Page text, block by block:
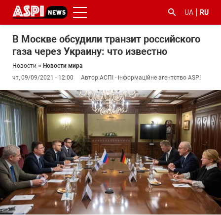
UA RU
В Москве обсудили транзит российского
газа через Украину: что известно
Новости » Новости мира
чт, 09/09/2021 - 12:00
Автор:АСПІ - інформаційне агентство ASPI
#ООС
#боротьба
з
корупцією
#гфс #Киев #коронавірус